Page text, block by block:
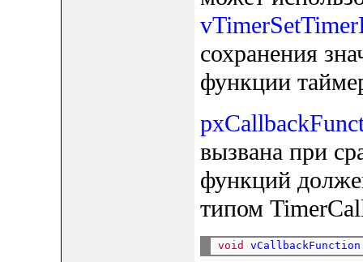
сохранения
функции
вызвана при
функций
типом
void vCallbackFunction